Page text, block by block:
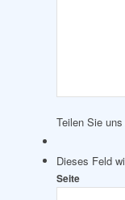
Teilen Sie
Dieses Feld
Seite